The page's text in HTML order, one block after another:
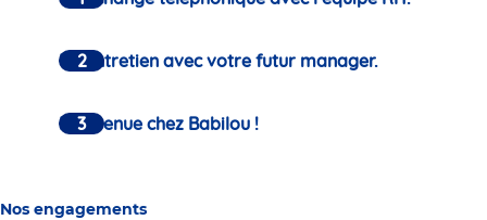
Un entretien avec votre futur manager.
Bienvenue chez Babilou !
Nos engagements